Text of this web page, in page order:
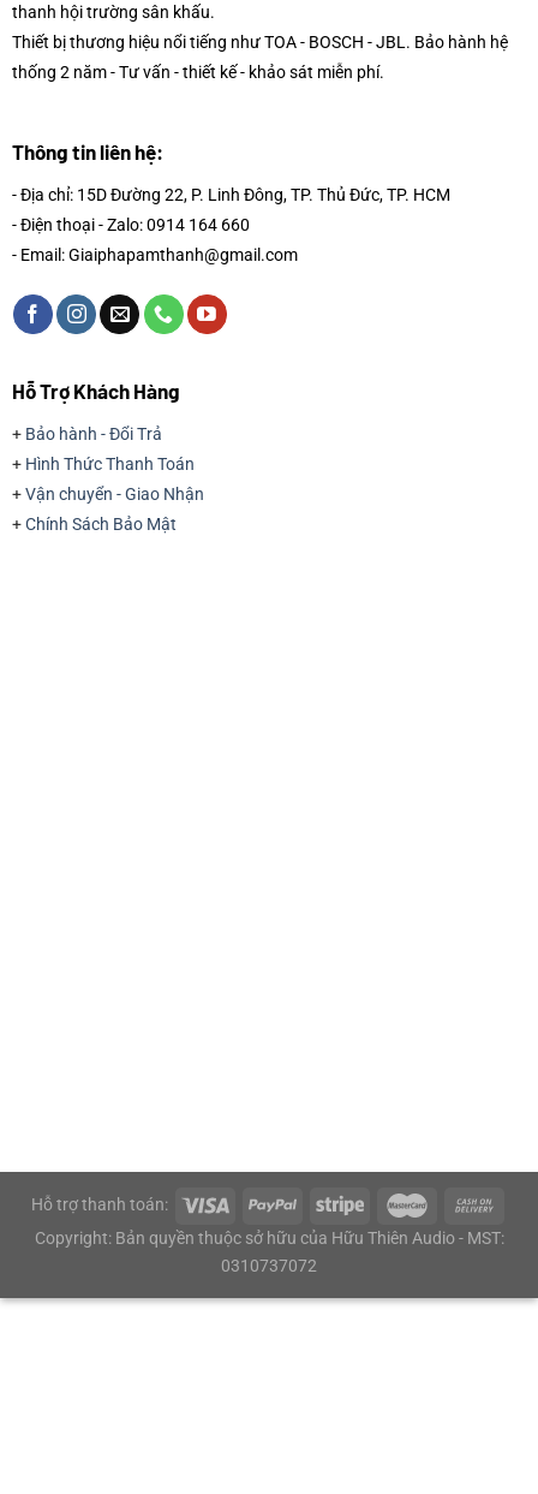
thanh hội trường sân khấu.
Thiết bị thương hiệu nổi tiếng như TOA - BOSCH - JBL. Bảo hành hệ
thống 2 năm - Tư vấn - thiết kế - khảo sát miễn phí.
Thông tin liên hệ:
- Địa chỉ: 15D Đường 22, P. Linh Đông, TP. Thủ Đức, TP. HCM
- Điện thoại - Zalo: 0914 164 660
- Email: Giaiphapamthanh@gmail.com
Hỗ Trợ Khách Hàng
+ Bảo hành - Đổi Trả
+ Hình Thức Thanh Toán
+Vận chuyển - Giao Nhận
+Chính Sách Bảo Mật
Hỗ trợ thanh toán:
Copyright: Bản quyền thuộc sở hữu của Hữu Thiên Audio - MST:
0310737072